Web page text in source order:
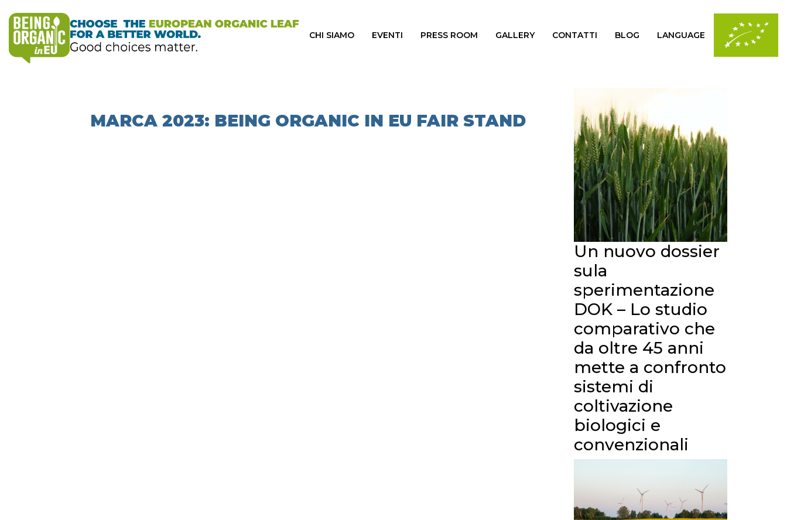
CHI SIAMO EVENTI PRESS ROOM GALLERY CONTATTI BLOG LANGUAGE
MARCA 2023: BEING ORGANIC IN EU FAIR STAND
Un nuovo dossier
sula
sperimentazione
DOK – Lo studio
comparativo che
da oltre 45 anni
mette a confronto
sistemi di
coltivazione
biologici e
convenzionali